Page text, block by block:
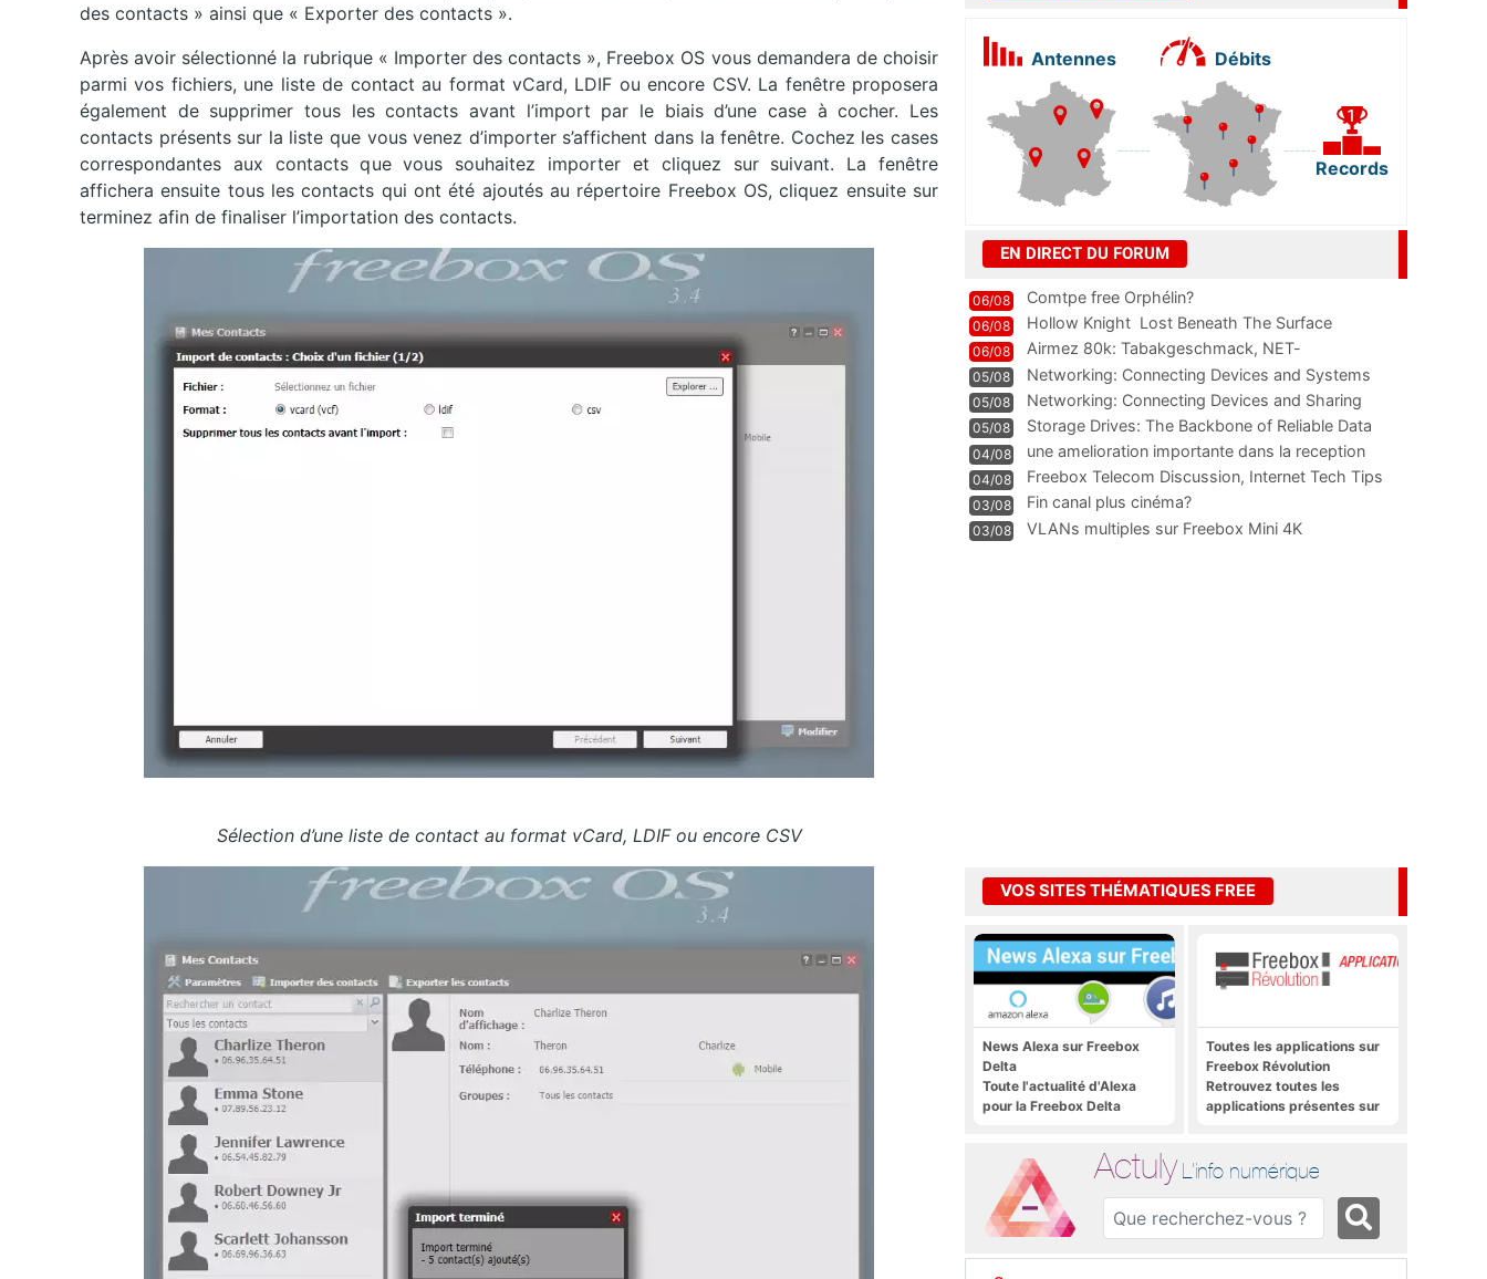
des contacts » ainsi que « Exporter des contacts ».
Après avoir sélectionné la rubrique « Importer des contacts », Freebox OS vous demandera de choisir
parmi vos fichiers, une liste de contact au format vCard, LDIF ou encore CSV. La fenêtre proposera
également de supprimer tous les contacts avant l’import par le biais d’une case à cocher. Les
contacts présents sur la liste que vous venez d’importer s’affichent dans la fenêtre. Cochez les cases
correspondantes aux contacts que vous souhaitez importer et cliquez sur suivant. La fenêtre
affichera ensuite tous les contacts qui ont été ajoutés au répertoire Freebox OS, cliquez ensuite sur
terminez afin de finaliser l’importation des contacts.
Sélection d’une liste de contact au format vCard, LDIF ou encore CSV
Antennes Débits
Records
EN DIRECT DU FORUM
06/08 Comtpe free Orphélin?
06/08 Hollow Knight  Lost Beneath The Surface
06/08
Airmez 80k: Tabakgeschmack, NET-
Technologie und Leistung im
05/08 Networking: Connecting Devices and Systems
05/08
Networking: Connecting Devices and Sharing
Information
05/08
Storage Drives: The Backbone of Reliable Data
Management
04/08
une amelioration importante dans la reception
WIFI
04/08
Freebox Telecom Discussion, Internet Tech Tips
Communi
03/08 Fin canal plus cinéma?
03/08 VLANs multiples sur Freebox Mini 4K
VOS SITES THÉMATIQUES FREE
News Alexa sur Freebox
Delta
Toute l'actualité d'Alexa
pour la Freebox Delta
Toutes les applications sur
Freebox Révolution
Retrouvez toutes les
applications présentes sur
Actuly L'info numérique